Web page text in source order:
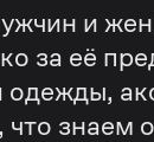
и
за её
знаем